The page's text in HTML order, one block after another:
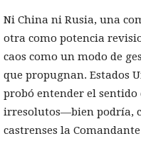
Ni China ni Rusia, una
otra como potencia
caos como un modo de
que propugnan. Estados
probó entender el
irresolutos—bien podría,
castrenses la